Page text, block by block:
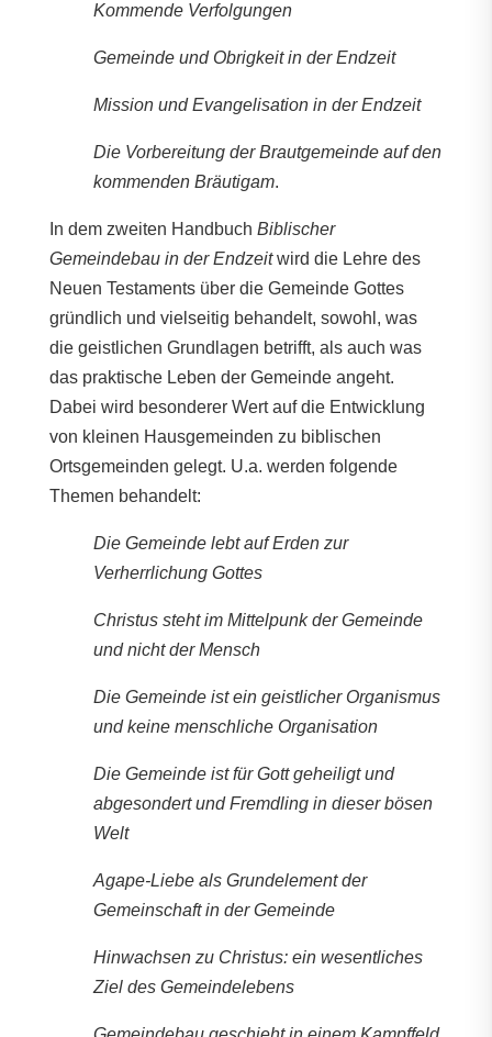
Kommende Verfolgungen
Gemeinde und Obrigkeit in der Endzeit
Mission und Evangelisation in der Endzeit
Die Vorbereitung der Brautgemeinde auf den
kommenden Bräutigam.
In dem zweiten Handbuch Biblischer
Gemeindebau in der Endzeitwird die Lehre des
Neuen Testaments über die Gemeinde Gottes
gründlich und vielseitig behandelt, sowohl, was
die geistlichen Grundlagen betrifft, als auch was
das praktische Leben der Gemeinde angeht.
Dabei wird besonderer Wert auf die Entwicklung
von kleinen Hausgemeinden zu biblischen
Ortsgemeinden gelegt. U.a. werden folgende
Themen behandelt:
Die Gemeinde lebt auf Erden zur
Verherrlichung Gottes
Christus steht im Mittelpunk der Gemeinde
und nicht der Mensch
Die Gemeinde ist ein geistlicher Organismus
und keine menschliche Organisation
Die Gemeinde ist für Gott geheiligt und
abgesondert und Fremdling in dieser bösen
Welt
Agape-Liebe als Grundelement der
Gemeinschaft in der Gemeinde
Hinwachsen zu Christus: ein wesentliches
Ziel des Gemeindelebens